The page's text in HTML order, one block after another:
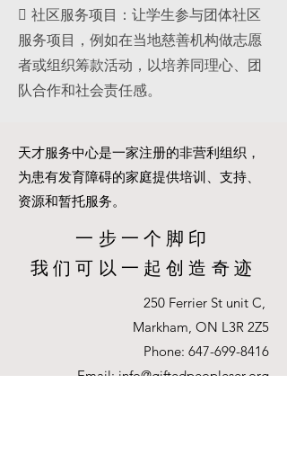
 社区服务项目：让学生参与团体社区
服务项目，例如在当地慈善机构做志愿
者或组织筹款活动，以培养同理心、团
队合作和社会责任感。
天才服务中心是一家注册的非营利组织，
为患有发育障碍的家庭提供培训、支持、
资源和暂托服务。
一步一个脚印
我们可以一起创造奇迹
250 Ferrier St unit C,
Markham, ON L3R 2Z5
Phone: 647-699-8416
Email:info@giftedpeopleser.org